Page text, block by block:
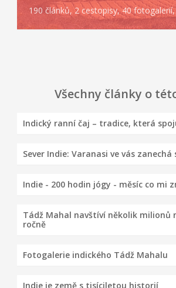
190 článků, 2 cestopisy, 40
Všechny články o
Indický ranní čaj – tradice, která
Sever Indie: Varanasi ve vás zanechá
Indie - 200 hodin jógy - měsíc co mi
Tádž Mahal navštíví několik milionů
ročně
Fotogalerie indického Tádž Mahalu
Indie je země s tisíciletou historií